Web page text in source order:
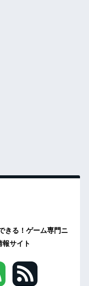
きる！ゲーム専門ニ
報サイト